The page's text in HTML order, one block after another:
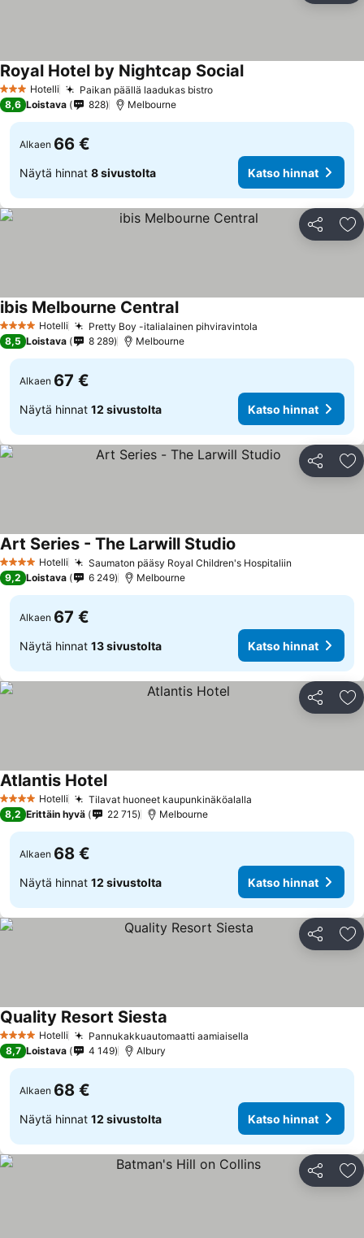
3 Tähtiluokitus
Hotelli Paikan päällä laadukas bistro
Royal Hotel by Nightcap Social
8,6 Loistava 828 Melbourne
Alkaen 66 €
Näytä hinnat 8 sivustolta Katso hinnat
Jaa
4 Tähtiluokitus
Hotelli Pretty Boy -italialainen pihviravintola
ibis Melbourne Central
8,5 Loistava 8 289 Melbourne
Alkaen 67 €
Näytä hinnat 12 sivustolta Katso hinnat
Jaa
4 Tähtiluokitus
Hotelli Saumaton pääsy Royal Children's Hospitaliin
Art Series - The Larwill Studio
9,2 Loistava 6 249 Melbourne
Alkaen 67 €
Näytä hinnat 13 sivustolta Katso hinnat
Jaa
4 Tähtiluokitus
Hotelli Tilavat huoneet kaupunkinäköalalla
Atlantis Hotel
8,2 Erittäin hyvä 22 715 Melbourne
Alkaen 68 €
Näytä hinnat 12 sivustolta Katso hinnat
Jaa
4 Tähtiluokitus
Hotelli Pannukakkuautomaatti aamiaisella
Quality Resort Siesta
8,7 Loistava 4 149 Albury
Alkaen 68 €
Näytä hinnat 12 sivustolta Katso hinnat
Jaa